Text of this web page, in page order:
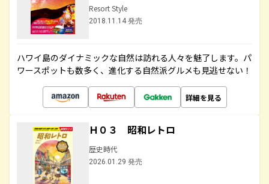
Resort Style
2018.11.14 発売
ハワイ島のダイナミックな自然は訪れる人々を魅了します。パ
ワースポットも数多く、進化する自然派グルメも見逃せない！
詳細を見る
Ｈ０３ 昭和レトロ
歴史時代
2026.01.29 発売